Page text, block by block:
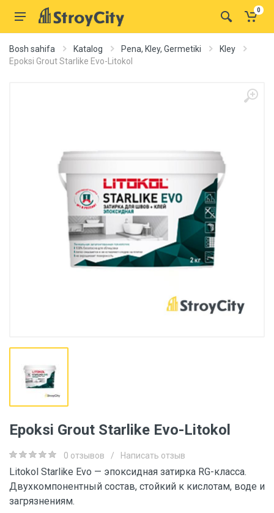
0
Bosh sahifa Katalog Pena, Kley, Germetiki
Kley
Epoksi Grout Starlike Evo-Litokol
Epoksi Grout Starlike Evo-Litokol
0 отзывов / Написать отзыв
Litokol Starlike Evo — эпоксидная затирка RG-класса.
Двухкомпонентный состав, стойкий к кислотам, воде и
загрязнениям.